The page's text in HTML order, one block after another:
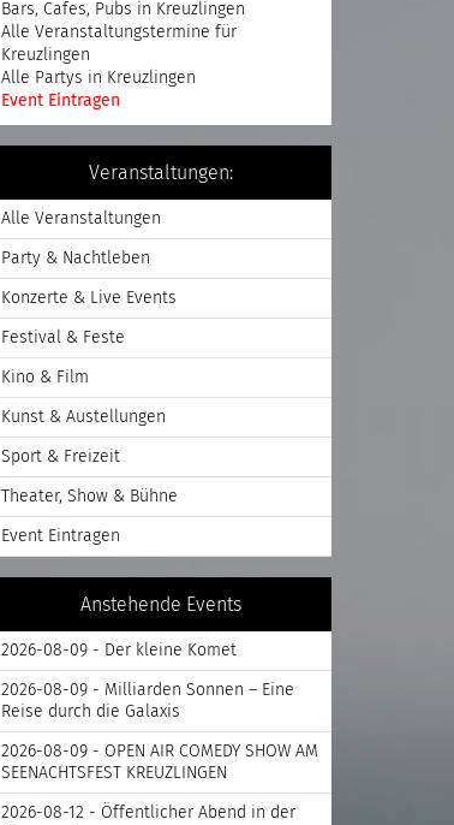
Bars, Cafes, Pubs in Kreuzlingen
Alle Veranstaltungstermine für
Kreuzlingen
Alle Partys in Kreuzlingen
Event Eintragen
Veranstaltungen:
Alle Veranstaltungen
Party & Nachtleben
Konzerte & Live Events
Festival & Feste
Kino & Film
Kunst & Austellungen
Sport & Freizeit
Theater, Show & Bühne
Event Eintragen
Anstehende Events
2026-08-09 - Der kleine Komet
2026-08-09 - Milliarden Sonnen – Eine
Reise durch die Galaxis
2026-08-09 - OPEN AIR COMEDY SHOW AM
SEENACHTSFEST KREUZLINGEN
2026-08-12 - Öffentlicher Abend in der